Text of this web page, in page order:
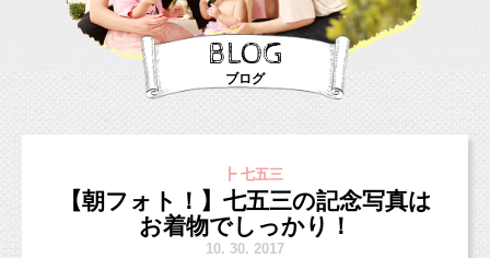
BLOG
ブログ
┣ 七五三
【朝フォト！】七五三の記念写真は
お着物でしっかり！
10. 30. 2017